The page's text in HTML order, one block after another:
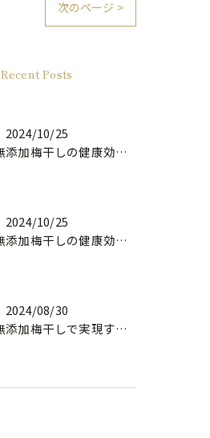
次のページ >
Recent Posts
2024/10/25
無添加梅干しの健康効果と日常の取り入れ方
2024/10/25
無添加梅干しの健康効果と選び方
2024/08/30
無添加梅干しで実現する健康維持